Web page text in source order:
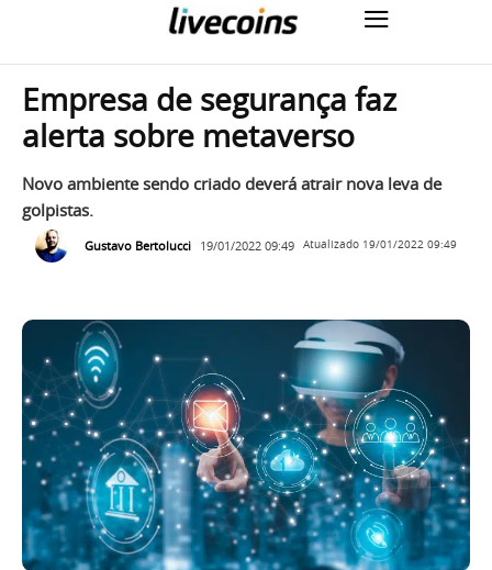
Empresa de segurança faz
alerta sobre metaverso
Novo ambiente sendo criado deverá atrair nova leva de
golpistas.
Gustavo Bertolucci 19/01/2022 09:49 Atualizado 19/01/2022 09:49